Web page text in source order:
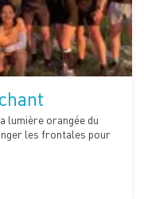
lumière orangée du
les frontales pour